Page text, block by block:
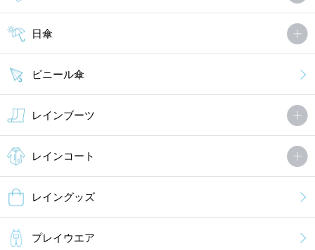
日傘
ビニール傘
レインブーツ
レインコート
レイングッズ
プレイウエア